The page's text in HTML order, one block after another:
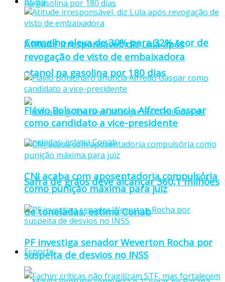
Conselho eleva de 30% para 32% teor de
etanol na gasolina por 180 dias
Safra de grãos deve alcançar 360,1 milhões
de toneladas, estima Conab
Esporte
Atitude irresponsável, diz Lula após
revogação de visto de embaixadora
Flávio Bolsonaro anuncia Alfredo Gaspar
como candidato a vice-presidente
CNJ acaba com aposentadoria compulsória
como punição máxima para juiz
PF investiga senador Weverton Rocha por
suspeita de desvios no INSS